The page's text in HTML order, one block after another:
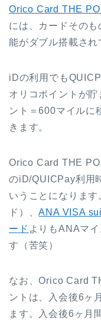
Orico Card THE
には、カードその
能がダブル搭載され
iDの利用でも
オリコポイントが
ント＝600マイルに
きます。
Orico Card THE
のiD/QUICPay利用
いうことになります
ド）、ANA VISA
ード よりもANAマ
す（苦笑）
なお、Orico Card
ントは、入会後6ヶ
ます。入会後6ヶ月